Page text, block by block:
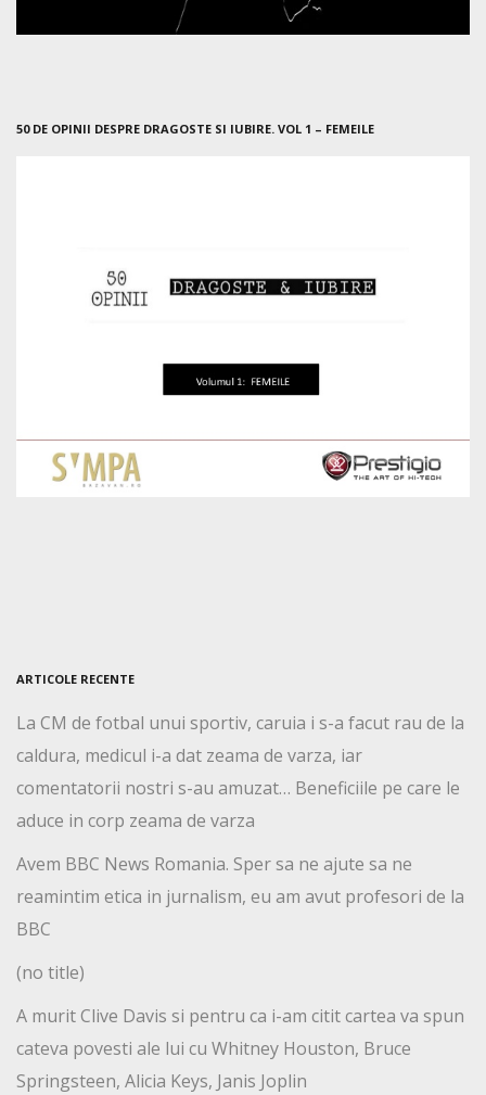
50 DE OPINII DESPRE DRAGOSTE SI IUBIRE. VOL 1 – FEMEILE
ARTICOLE RECENTE
La CM de fotbal unui sportiv, caruia i s-a facut rau de la
caldura, medicul i-a dat zeama de varza, iar
comentatorii nostri s-au amuzat… Beneficiile pe care le
aduce in corp zeama de varza
Avem BBC News Romania. Sper sa ne ajute sa ne
reamintim etica in jurnalism, eu am avut profesori de la
BBC
(no title)
A murit Clive Davis si pentru ca i-am citit cartea va spun
cateva povesti ale lui cu Whitney Houston, Bruce
Springsteen, Alicia Keys, Janis Joplin